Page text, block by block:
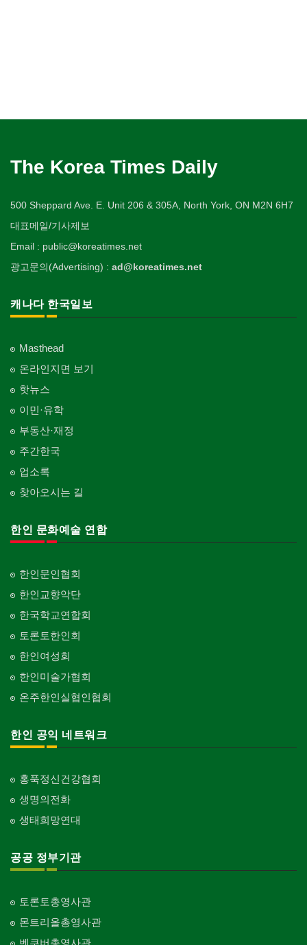
The Korea Times Daily
500 Sheppard Ave. E. Unit 206 & 305A, North York, ON M2N 6H7
대표메일/기사제보
Email : public@koreatimes.net
광고문의(Advertising) : ad@koreatimes.net
캐나다 한국일보
Masthead
온라인지면 보기
핫뉴스
이민·유학
부동산·재정
주간한국
업소록
찾아오시는 길
한인 문화예술 연합
한인문인협회
한인교향악단
한국학교연합회
토론토한인회
한인여성회
한인미술가협회
온주한인실협인협회
한인 공익 네트워크
홍푹정신건강협회
생명의전화
생태희망연대
공공 정부기관
토론토총영사관
몬트리올총영사관
벤쿠버총영사관